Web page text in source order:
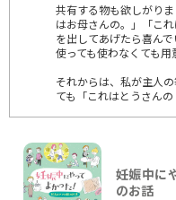
共有する物も欲しがり
はお母さんの。」「こ
を出してあげたら喜んで
使っても使わなくても用
それからは、私が主人
ても「これはとうさんの
妊娠中に
のお話